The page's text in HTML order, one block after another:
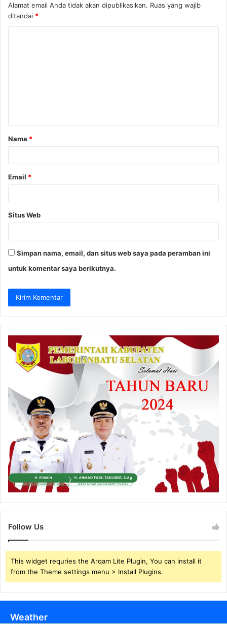
Alamat email Anda tidak akan dipublikasikan. Ruas yang wajib
ditandai *
a
r
Nama *
Email *
Situs Web
Simpan nama, email, dan situs web saya pada peramban ini
untuk komentar saya berikutnya.
Follow Us
This widget requries the Arqam Lite Plugin, You can install it
from the Theme settings menu > Install Plugins.
Weather